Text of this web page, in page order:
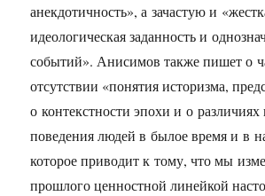
анекдотичность», а зачастую и
идеологическая заданность и
событий». Анисимов также пишет о
отсутствии «понятия историзма,
о контекстности эпохи и о различиях
поведения людей в былое время и в
которое приводит к тому, что мы
прошлого ценностной линейкой